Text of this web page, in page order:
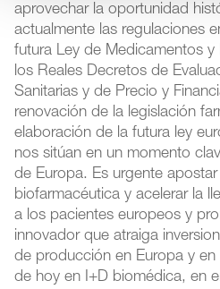
aprovechar la oportunidad
actualmente las regulaciones
futura Ley de Medicamentos
los Reales Decretos de
Sanitarias y de Precio y
renovación de la legislación
elaboración de la futura ley
nos sitúan en un momento
de Europa. Es urgente
biofarmacéutica y acelerar la
a los pacientes europeos y
innovador que atraiga
de producción en Europa y en
de hoy en I+D biomédica, en